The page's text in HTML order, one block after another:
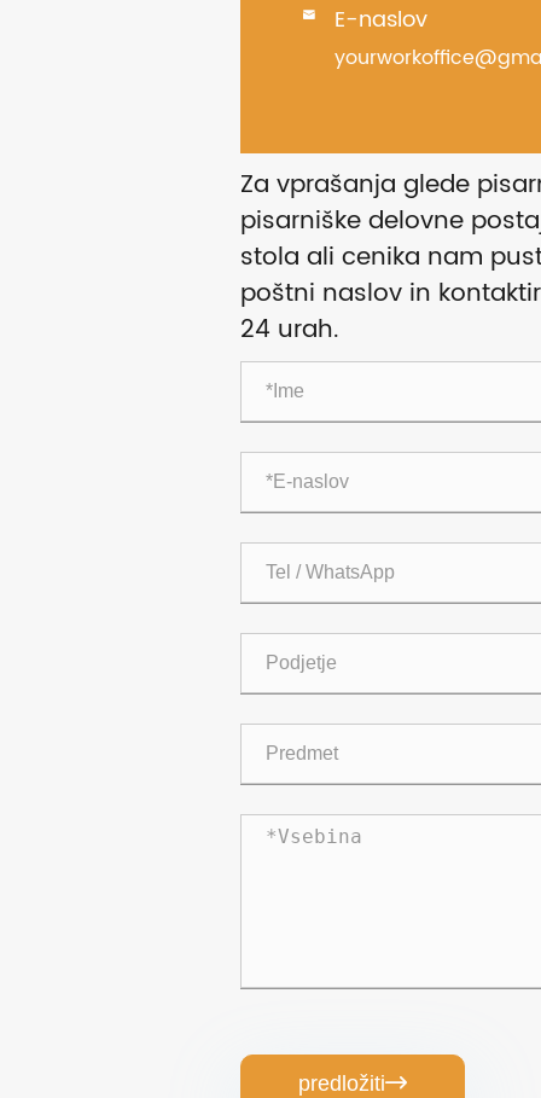
 E-naslov
Za vprašanja glede
pisarniške delovne
stola ali cenika nam
poštni naslov in
24 urah.
predložiti